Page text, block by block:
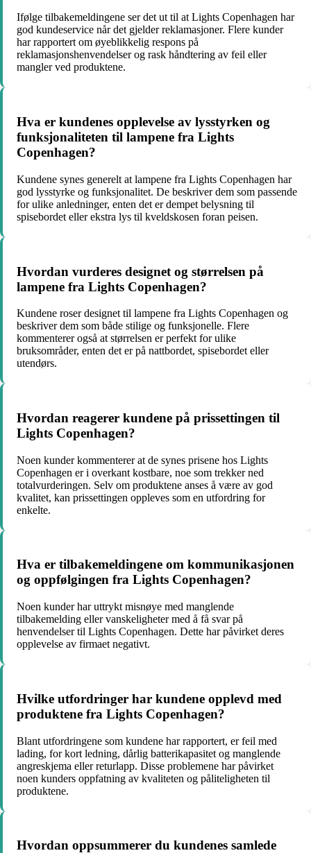
Ifølge tilbakemeldingene ser det ut til at Lights Copenhagen har
god kundeservice når det gjelder reklamasjoner. Flere kunder
har rapportert om øyeblikkelig respons på
reklamasjonshenvendelser og rask håndtering av feil eller
mangler ved produktene.
Hva er kundenes opplevelse av lysstyrken og
funksjonaliteten til lampene fra Lights
Copenhagen?
Kundene synes generelt at lampene fra Lights Copenhagen har
god lysstyrke og funksjonalitet. De beskriver dem som passende
for ulike anledninger, enten det er dempet belysning til
spisebordet eller ekstra lys til kveldskosen foran peisen.
Hvordan vurderes designet og størrelsen på
lampene fra Lights Copenhagen?
Kundene roser designet til lampene fra Lights Copenhagen og
beskriver dem som både stilige og funksjonelle. Flere
kommenterer også at størrelsen er perfekt for ulike
bruksområder, enten det er på nattbordet, spisebordet eller
utendørs.
Hvordan reagerer kundene på prissettingen til
Lights Copenhagen?
Noen kunder kommenterer at de synes prisene hos Lights
Copenhagen er i overkant kostbare, noe som trekker ned
totalvurderingen. Selv om produktene anses å være av god
kvalitet, kan prissettingen oppleves som en utfordring for
enkelte.
Hva er tilbakemeldingene om kommunikasjonen
og oppfølgingen fra Lights Copenhagen?
Noen kunder har uttrykt misnøye med manglende
tilbakemelding eller vanskeligheter med å få svar på
henvendelser til Lights Copenhagen. Dette har påvirket deres
opplevelse av firmaet negativt.
Hvilke utfordringer har kundene opplevd med
produktene fra Lights Copenhagen?
Blant utfordringene som kundene har rapportert, er feil med
lading, for kort ledning, dårlig batterikapasitet og manglende
angreskjema eller returlapp. Disse problemene har påvirket
noen kunders oppfatning av kvaliteten og påliteligheten til
produktene.
Hvordan oppsummerer du kundenes samlede